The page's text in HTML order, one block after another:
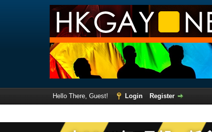
Hello There, Guest! Login
Register